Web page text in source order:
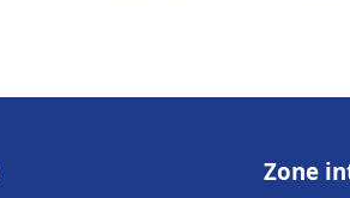
Zone